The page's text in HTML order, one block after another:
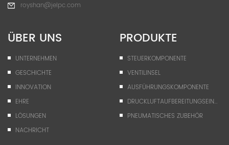
royshan@jelpc.com
ÜBER UNS
UNTERNEHMEN
GESCHICHTE
INNOVATION
EHRE
LÖSUNGEN
NACHRICHT
PRODUKTE
STEUERKOMPONENTE
VENTILINSEL
AUSFÜHRUNGSKOMPONENTE
DRUCKLUFTAUFBEREITUNGSEINHEIT
PNEUMATISCHES ZUBEHÖR